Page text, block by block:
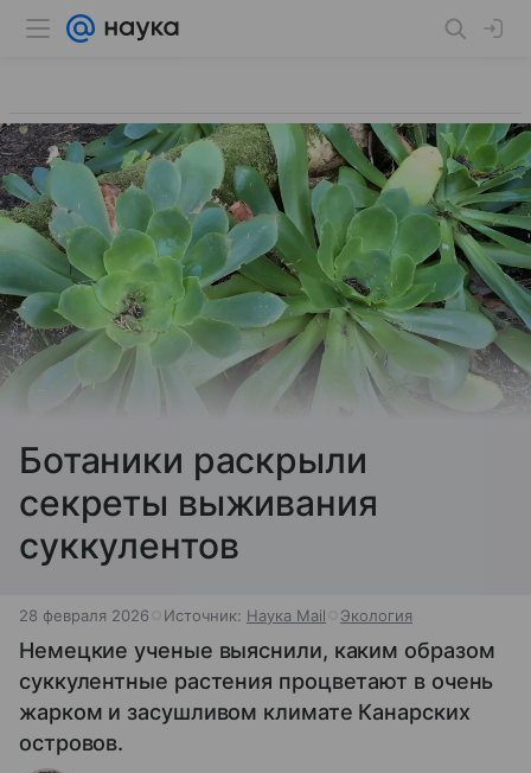
Ботаники раскрыли
секреты выживания
суккулентов
28 февраля 2026 Источник: Наука Mail Экология
Немецкие ученые выяснили, каким образом
суккулентные растения процветают в очень
жарком и засушливом климате Канарских
островов.